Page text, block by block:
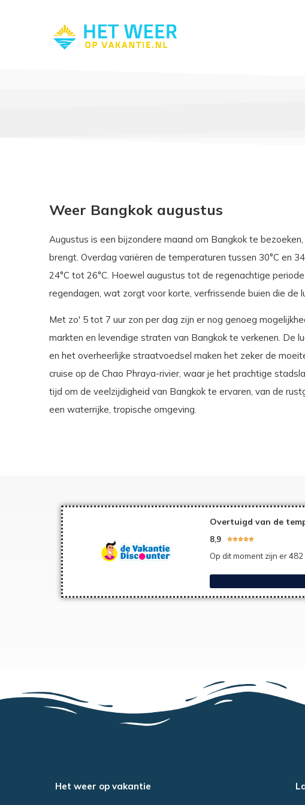
Weer Bangkok augustus
Augustus is een bijzondere maand om Bangkok te
brengt. Overdag variëren de temperaturen tussen 30°C en
24°C tot 26°C. Hoewel augustus tot de regenachtige
regendagen, wat zorgt voor korte, verfrissende buien die de
Met zo' 5 tot 7 uur zon per dag zijn er nog genoeg
markten en levendige straten van Bangkok te verkenen. De
en het overheerlijke straatvoedsel maken het zeker de
cruise op de Chao Phraya-rivier, waar je het prachtige
tijd om de veelzijdigheid van Bangkok te ervaren, van de
een waterrijke, tropische omgeving.
Overtuigd van de
8,9 
Op dit moment zijn er
Het weer op vakantie